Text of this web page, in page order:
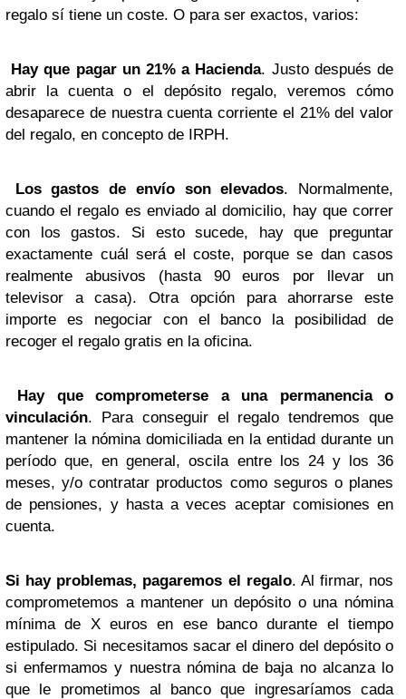
regalo sí tiene un coste. O para ser exactos, varios:
Hay que pagar un 21% a Hacienda. Justo después de
abrir la cuenta o el depósito regalo, veremos cómo
desaparece de nuestra cuenta corriente el 21% del valor
del regalo, en concepto de IRPH.
Los gastos de envío son elevados. Normalmente,
cuando el regalo es enviado al domicilio, hay que correr
con los gastos. Si esto sucede, hay que preguntar
exactamente cuál será el coste, porque se dan casos
realmente abusivos (hasta 90 euros por llevar un
televisor a casa). Otra opción para ahorrarse este
importe es negociar con el banco la posibilidad de
recoger el regalo gratis en la oficina.
Hay que comprometerse a una permanencia o
vinculación. Para conseguir el regalo tendremos que
mantener la nómina domiciliada en la entidad durante un
período que, en general, oscila entre los 24 y los 36
meses, y/o contratar productos como seguros o planes
de pensiones, y hasta a veces aceptar comisiones en
cuenta.
Si hay problemas, pagaremos el regalo. Al firmar, nos
comprometemos a mantener un depósito o una nómina
mínima de X euros en ese banco durante el tiempo
estipulado. Si necesitamos sacar el dinero del depósito o
si enfermamos y nuestra nómina de baja no alcanza lo
que le prometimos al banco que ingresaríamos cada